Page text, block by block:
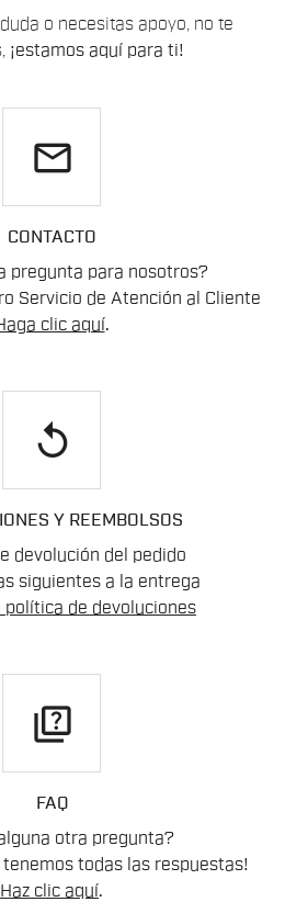
o necesitas apoyo, no te
¡estamos aquí para ti!
email
CONTACTO
pregunta para nosotros?
Servicio de Atención al Cliente
clic aquí.
replay
Y REEMBOLSOS
devolución del pedido
siguientes a la entrega
política de devoluciones
quiz
FAQ
otra pregunta?
tenemos todas las respuestas!
Haz clic aquí.